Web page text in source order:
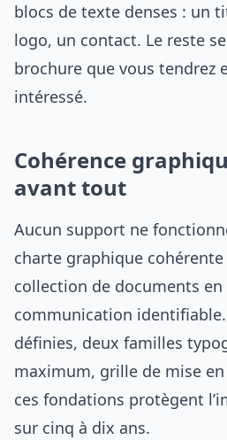
blocs de texte denses : un
logo, un contact. Le reste
brochure que vous tendrez
intéressé.
Cohérence
avant tout
Aucun support ne
charte graphique
collection de documents en
communication
définies, deux familles
maximum, grille de mise
ces fondations protègent
sur cinq à dix ans.